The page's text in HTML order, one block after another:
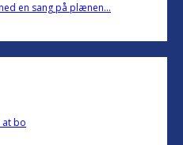
en sang på plænen...
at bo